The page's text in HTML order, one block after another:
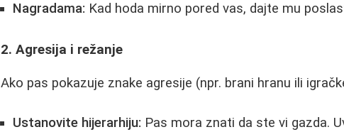
Nagradama: Kad hoda mirno pored vas, dajte mu
2. Agresija i režanje
Ako pas pokazuje znake agresije (npr. brani hranu ili
Ustanovite hijerarhiju: Pas mora znati da ste vi gazda.